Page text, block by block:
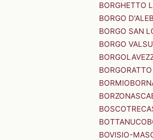
BORGHETTO
BORGO D'ALE
BORGO SAN
BORGO
BORMIO
BORZONASCA
BOTTANUCO
BOVISIO-